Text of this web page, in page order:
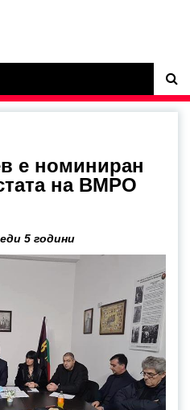
е номиниран
на ВМРО
5 години